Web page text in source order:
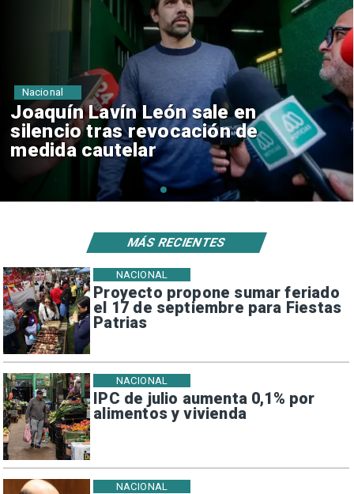
Chile y Venezuela formalizan
reinicio de relaciones
consulares
Nacional
Proyecto propone sumar feriado
el 17 de septiembre para Fiestas
Patrias
NACIONAL
IPC de julio aumenta 0,1% por
alimentos y vivienda
NACIONAL
NACIONAL
MÁS RECIENTES